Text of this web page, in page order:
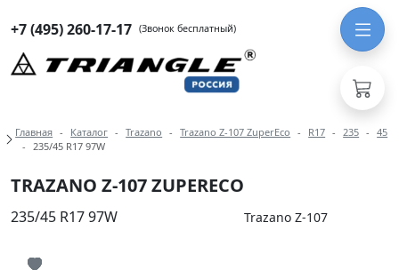
+7 (495) 260-17-17 (Звонок бесплатный)
Навигация по разделам модели
Главная Каталог Trazano Trazano Z-107 ZuperEco R17 235
45
235/45 R17 97W
TRAZANO Z-107 ZUPERECO
235/45 R17 97W Trazano Z-107